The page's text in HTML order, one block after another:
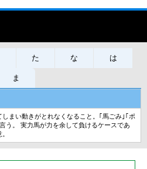
た な は
ま
しまい動きがとれなくなること。｢馬ごみ｣｢ポ
う。 実力馬が力を余して負けるケースであ